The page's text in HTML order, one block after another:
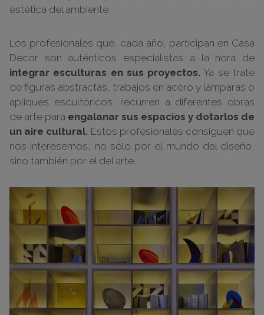
estética del ambiente.
Los profesionales que, cada año, participan en Casa
Decor son auténticos especialistas a la hora de
integrar esculturas en sus proyectos. Ya se trate
de figuras abstractas, trabajos en acero y lámparas o
apliques escultóricos, recurren a diferentes obras
de arte para engalanar sus espacios y dotarlos de
un aire cultural. Estos profesionales consiguen que
nos interesemos, no sólo por el mundo del diseño,
sino también por el del arte.